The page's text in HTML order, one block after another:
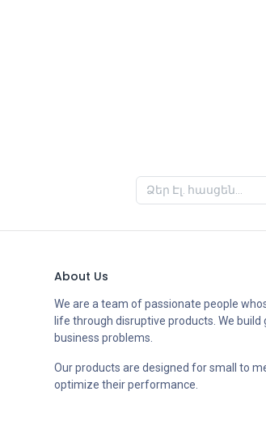
About Us
We are a team of passionate people
life through disruptive products. We
business problems.
Our products are designed for small to
optimize their performance.